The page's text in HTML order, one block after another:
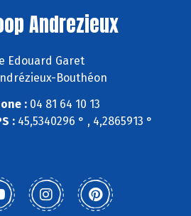
Andrezieux
Edouard Garet
Bouthéon
: 04 81 64 10 13
: 45,5340296 ° , 4,2865913 °